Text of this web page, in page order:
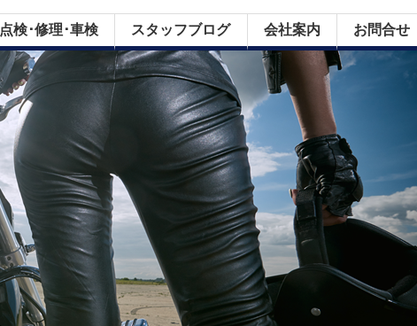
点検･修理･車検 スタッフブログ 会社案内 お問合せ